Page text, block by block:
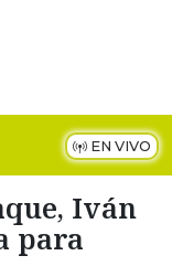
EN VIVO
Iván
para